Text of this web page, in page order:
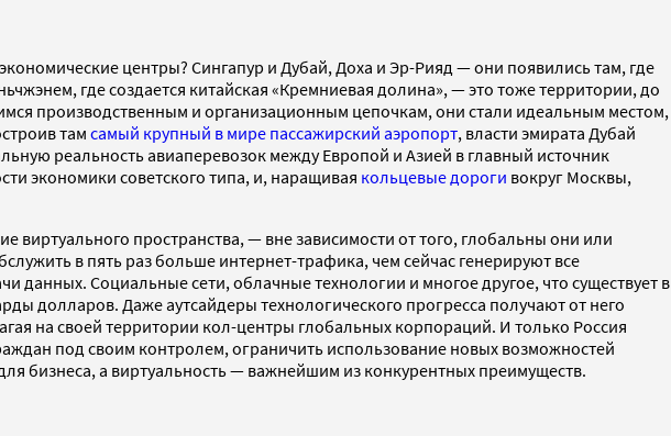
центры? Сингапур и Дубай, Доха и Эр-Рияд — они появились там, где
где создается китайская «Кремниевая долина», — это тоже территории, до
производственным и организационным цепочкам, они стали идеальным местом,
там самый крупный в мире пассажирский аэропорт, власти эмирата Дубай
реальность авиаперевозок между Европой и Азией в главный источник
экономики советского типа, и, наращивая кольцевые дороги вокруг Москвы,
виртуального пространства, — вне зависимости от того, глобальны они или
в пять раз больше интернет-трафика, чем сейчас генерируют все
данных. Социальные сети, облачные технологии и многое другое, что существует в
долларов. Даже аутсайдеры технологического прогресса получают от него
на своей территории кол-центры глобальных корпораций. И только Россия
под своим контролем, ограничить использование новых возможностей
бизнеса, а виртуальность — важнейшим из конкурентных преимуществ.